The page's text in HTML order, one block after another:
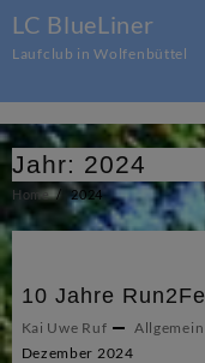
content
LC BlueLiner
Laufclub in Wolfenbüttel
Jahr: 2024
Home 2024
10 Jahre
Kai Uwe Ruf Allgemein
Dezember 2024